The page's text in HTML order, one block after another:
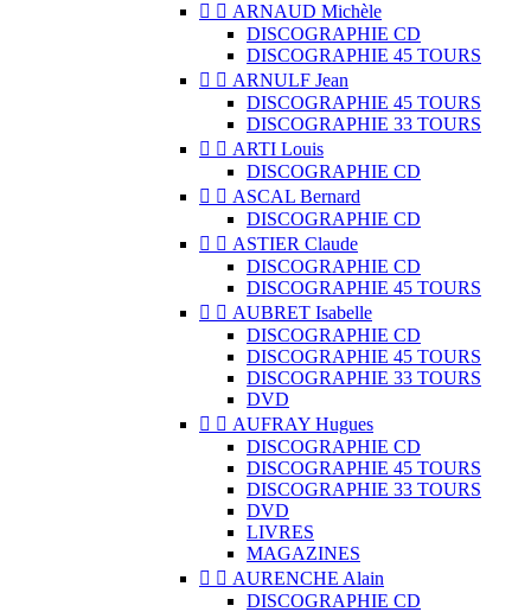
  ARNAUD Michèle
DISCOGRAPHIE CD
DISCOGRAPHIE 45 TOURS
  ARNULF Jean
DISCOGRAPHIE 45 TOURS
DISCOGRAPHIE 33 TOURS
  ARTI Louis
DISCOGRAPHIE CD
  ASCAL Bernard
DISCOGRAPHIE CD
  ASTIER Claude
DISCOGRAPHIE CD
DISCOGRAPHIE 45 TOURS
  AUBRET Isabelle
DISCOGRAPHIE CD
DISCOGRAPHIE 45 TOURS
DISCOGRAPHIE 33 TOURS
DVD
  AUFRAY Hugues
DISCOGRAPHIE CD
DISCOGRAPHIE 45 TOURS
DISCOGRAPHIE 33 TOURS
DVD
LIVRES
MAGAZINES
  AURENCHE Alain
DISCOGRAPHIE CD